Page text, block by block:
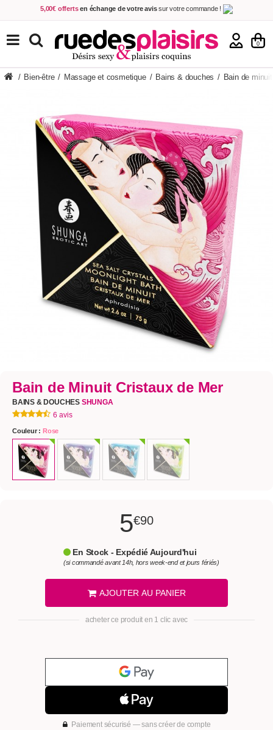
5,00€ offerts en échange de votre avissur votre commande !
Achetez aujourd'hui. Décidez quand payer !
Livraison en 48h
au prix de 2,90 € ! (Offerte dès 69,00€ d'achat)
0
TOUS NOS PRODUITS
/ Bien-être / Massage et cosmetique / Bains & douches / Bain de
Bain de Minuit Cristaux de Mer
BAINS & DOUCHES SHUNGA
6 avis
Couleur : Rose
5€90
En Stock - Expédié Aujourd'hui
(si commandé avant 14h, hors week-end et jours fériés)
AJOUTER AU PANIER
acheter ce produit en 1 clic avec
Paiement sécurisé — sans créer de compte